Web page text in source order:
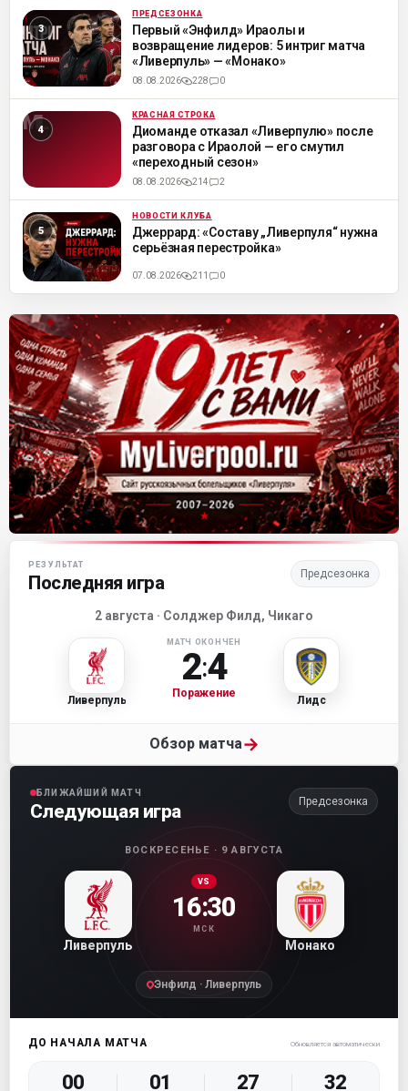
ML ПРЕДСЕЗОНКА
Первый «Энфилд» Ираолы и
возвращение лидеров: 5 интриг матча
«Ливерпуль» — «Монако»
08.08.2026 228 0
ML КРАСНАЯ СТРОКА
Диоманде отказал «Ливерпулю» после
разговора с Ираолой — его смутил
«переходный сезон»
08.08.2026 214 2
ML НОВОСТИ КЛУБА
Джеррард: «Составу „Ливерпуля“ нужна
серьёзная перестройка»
07.08.2026 211 0
Матч-центр «Ливерпуля»
РЕЗУЛЬТАТ
Последняя игра Предсезонка
2 августа · Солджер Филд, Чикаго
Ливерпуль
МАТЧ ОКОНЧЕН
2:4
Поражение
Лидс
Обзор матча→
БЛИЖАЙШИЙ МАТЧ
Следующая игра Предсезонка
ВОСКРЕСЕНЬЕ · 9 АВГУСТА
Ливерпуль
VS
16:30
МСК
Монако
Энфилд · Ливерпуль
ДО НАЧАЛА МАТЧА Обновляется автоматически
00 01 27 31